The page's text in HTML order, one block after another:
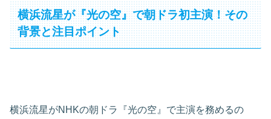
横浜流星が『光の空』で朝ドラ初主演！その
背景と注目ポイント
横浜流星がNHKの朝ドラ『光の空』で主演を務めるの